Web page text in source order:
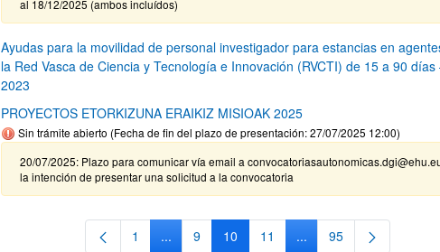
al 18/12/2025 (ambos incluídos)
Ayudas para la movilidad de personal investigador para estancias en
la Red Vasca de Ciencia y Tecnología e Innovación (RVCTI) de 15 a 90 días
2023
PROYECTOS ETORKIZUNA ERAIKIZ MISIOAK 2025
Sin trámite abierto (Fecha de fin del plazo de presentación: 27/07/2025 12:00)
20/07/2025: Plazo para comunicar vía email a
la intención de presentar una solicitud a la convocatoria
Página
1 ...Páginas intermedias Use TAB para desplazarse.
Página
9 Página
10 Página
11 ...Páginas intermedias
Página
95